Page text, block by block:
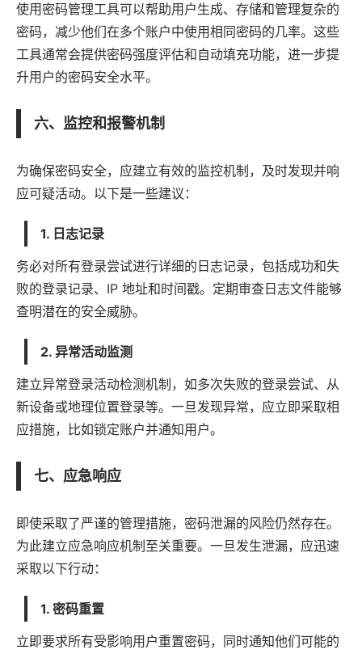
使用密码管理工具可以帮助用户生成、存储和管理复杂的
密码，减少他们在多个账户中使用相同密码的几率。这些
工具通常会提供密码强度评估和自动填充功能，进一步提
升用户的密码安全水平。
六、监控和报警机制
为确保密码安全，应建立有效的监控机制，及时发现并响
应可疑活动。以下是一些建议：
1. 日志记录
务必对所有登录尝试进行详细的日志记录，包括成功和失
败的登录记录、IP 地址和时间戳。定期审查日志文件能够
查明潜在的安全威胁。
2. 异常活动监测
建立异常登录活动检测机制，如多次失败的登录尝试、从
新设备或地理位置登录等。一旦发现异常，应立即采取相
应措施，比如锁定账户并通知用户。
七、应急响应
即使采取了严谨的管理措施，密码泄漏的风险仍然存在。
为此建立应急响应机制至关重要。一旦发生泄漏，应迅速
采取以下行动：
1. 密码重置
立即要求所有受影响用户重置密码，同时通知他们可能的